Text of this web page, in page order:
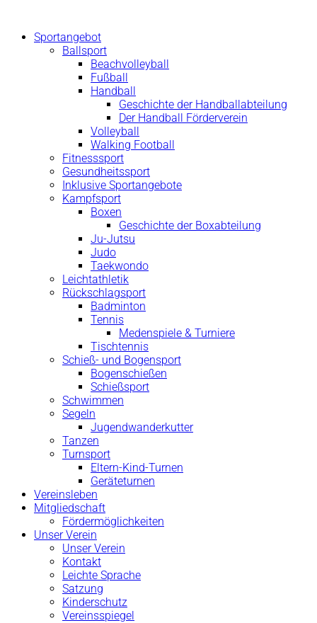
springenSportangebot
Ballsport
Beachvolleyball
Fußball
Handball
Geschichte der Handballabteilung
Der Handball Förderverein
Volleyball
Walking Football
Fitnesssport
Gesundheitssport
Inklusive Sportangebote
Kampfsport
Boxen
Geschichte der Boxabteilung
Ju-Jutsu
Judo
Taekwondo
Leichtathletik
Rückschlagsport
Badminton
Tennis
Medenspiele & Turniere
Tischtennis
Schieß- und Bogensport
Bogenschießen
Schießsport
Schwimmen
Segeln
Jugendwanderkutter
Tanzen
Turnsport
Eltern-Kind-Turnen
Geräteturnen
Vereinsleben
Mitgliedschaft
Fördermöglichkeiten
Unser Verein
Unser Verein
Kontakt
Leichte Sprache
Satzung
Kinderschutz
Vereinsspiegel